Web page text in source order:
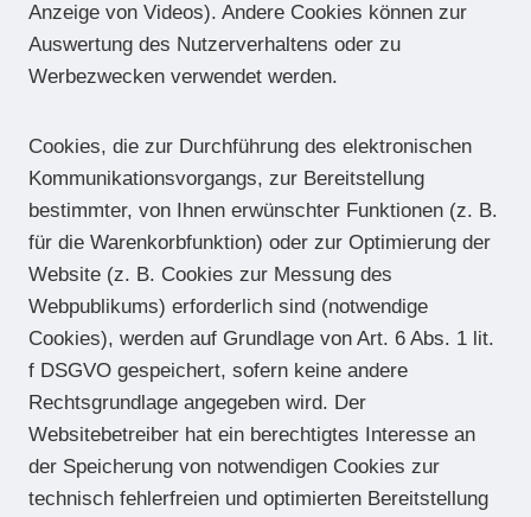
Anzeige von Videos). Andere Cookies können zur
Auswertung des Nutzerverhaltens oder zu
Werbezwecken verwendet werden.
Cookies, die zur Durchführung des elektronischen
Kommunikationsvorgangs, zur Bereitstellung
bestimmter, von Ihnen erwünschter Funktionen (z. B.
für die Warenkorbfunktion) oder zur Optimierung der
Website (z. B. Cookies zur Messung des
Webpublikums) erforderlich sind (notwendige
Cookies), werden auf Grundlage von Art. 6 Abs. 1 lit.
f DSGVO gespeichert, sofern keine andere
Rechtsgrundlage angegeben wird. Der
Websitebetreiber hat ein berechtigtes Interesse an
der Speicherung von notwendigen Cookies zur
technisch fehlerfreien und optimierten Bereitstellung